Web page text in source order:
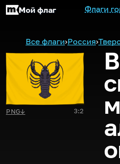
Мой флаг Флаги
Все флаги›Россия›
PNG↓ 3:2